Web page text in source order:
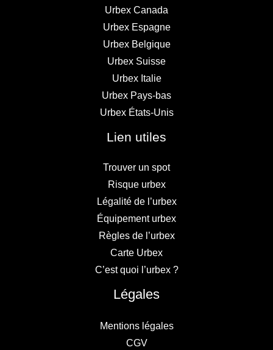
Urbex Canada
Urbex Espagne
Urbex Belgique
Urbex Suisse
Urbex Italie
Urbex Pays-bas
Urbex États-Unis
Lien utiles
Trouver un spot
Risque urbex
Légalité de l’urbex
Équipement urbex
Règles de l’urbex
Carte Urbex
C’est quoi l’urbex ?
Légales
Mentions légales
CGV